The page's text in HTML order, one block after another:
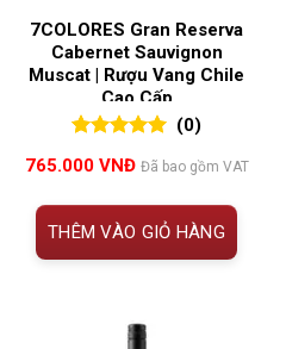
7COLORES Gran Reserva
Cabernet Sauvignon
Muscat | Rượu Vang Chile
Cao Cấp
đánh giá
(0)
765.000 VNĐ Đã bao gồm VAT
THÊM VÀO GIỎ HÀNG